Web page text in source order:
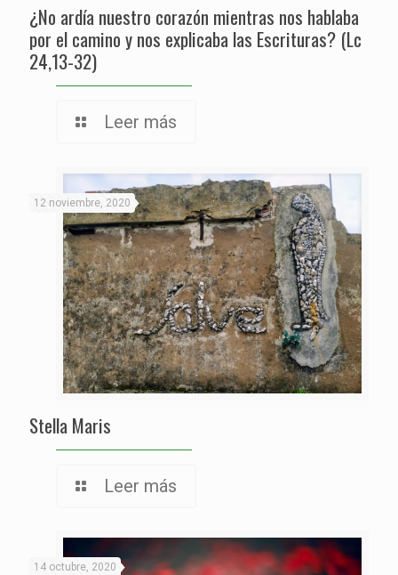
¿No ardía nuestro corazón mientras nos hablaba
por el camino y nos explicaba las Escrituras? (Lc
24,13-32)
Leer más
12 noviembre, 2020
Stella Maris
Leer más
14 octubre, 2020